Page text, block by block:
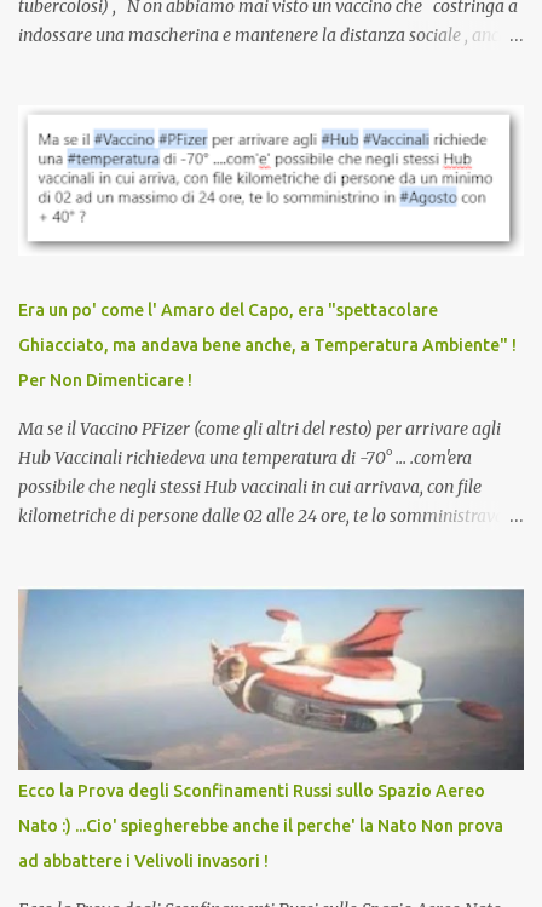
tubercolosi) , N on abbiamo mai visto un vaccino che costringa a
indossare una mascherina e mantenere la distanza sociale , anche
vaccinazione. Non avevamo mai sentito parlare di ricompense,
sconti, incentivi per vaccinarsi. Non avevamo mai visto
discriminazioni per coloro che non l’hanno fatto. Se non sei stato
vaccinato, nessuno aveva prima cercato di farti sentire una
persona cattiva. Non avevamo mai visto un vaccino che minacci le
vaccino usato per minacciare i mezzi di sussistenza, il lavoro o la
scuola. Non avevamo mai visto un vaccino che permettesse a un
dodicenne di ignorare il consenso dei genitori. Dopo tutti i vaccini
che abbiamo elencato sopra...
Era un po' come l' Amaro del Capo, era "spettacolare
Ghiacciato, ma andava bene anche, a Temperatura Ambiente" !
Per Non Dimenticare !
Ma se il Vaccino PFizer (come gli altri del resto) per arrivare agli
Hub Vaccinali richiedeva una temperatura di -70° ... .com'era
possibile che negli stessi Hub vaccinali in cui arrivava, con file
kilometriche di persone dalle 02 alle 24 ore, te lo somministravano
Vaccino come: l' Amaro del Capo, era "spettacolare Ghiacciato, ma
andava bene anche, a Temperatura Ambiente"! Riproponiamo
l'articolo per NON Dimenticare!
Ecco la Prova degli Sconfinamenti Russi sullo Spazio Aereo
Nato :) ...Cio' spiegherebbe anche il perche' la Nato Non prova
ad abbattere i Velivoli invasori !